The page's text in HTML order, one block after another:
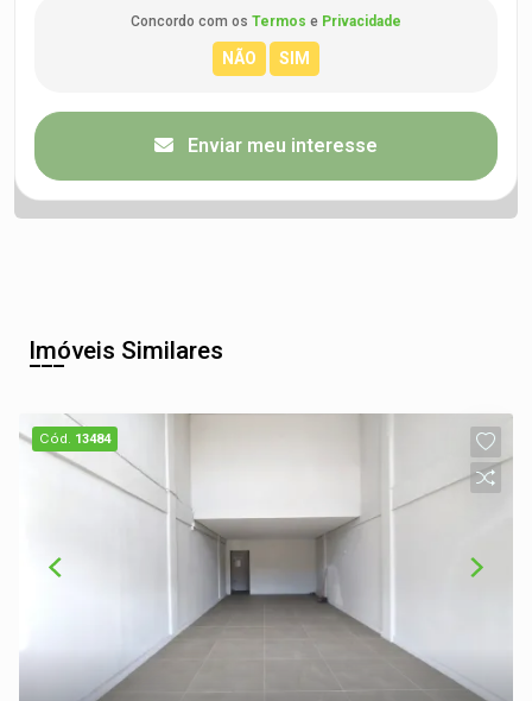
Concordo com os Termos e Privacidade
Enviar meu interesse
Imóveis Similares
Cód. 13484